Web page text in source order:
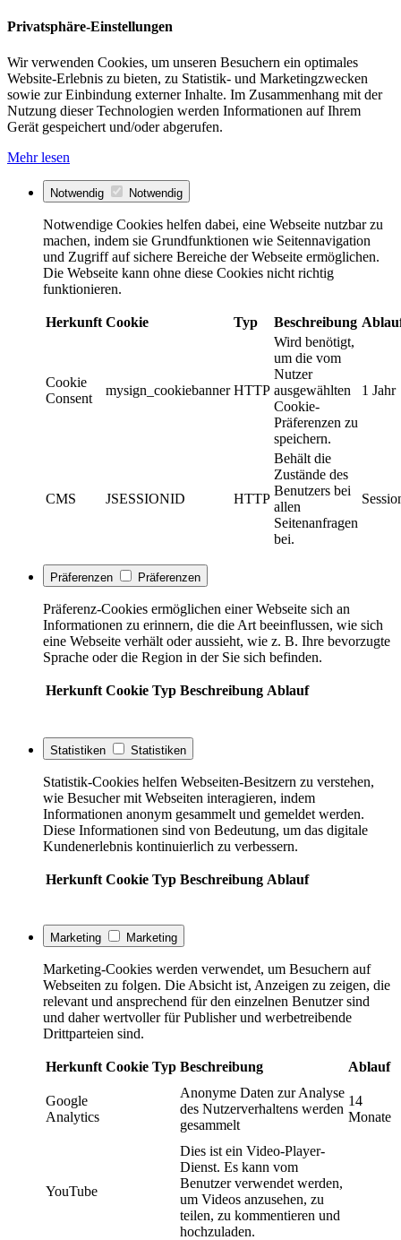
Privatsphäre-Einstellungen
Wir verwenden Cookies, um unseren Besuchern ein optimales
Website-Erlebnis zu bieten, zu Statistik- und Marketingzwecken
sowie zur Einbindung externer Inhalte. Im Zusammenhang mit der
Nutzung dieser Technologien werden Informationen auf Ihrem
Gerät gespeichert und/oder abgerufen.
Mehr lesen
Notwendig Notwendig
Notwendige Cookies helfen dabei, eine Webseite nutzbar zu
machen, indem sie Grundfunktionen wie Seitennavigation
und Zugriff auf sichere Bereiche der Webseite ermöglichen.
Die Webseite kann ohne diese Cookies nicht richtig
funktionieren.
Herkunft Cookie Typ Beschreibung
Cookie
Consent
mysign_cookiebanner HTTP
Wird benötigt,
um die vom
Nutzer
ausgewählten
Cookie-
Präferenzen zu
speichern.
1 Jahr
CMS JSESSIONID HTTP
Behält die
Zustände des
Benutzers bei
allen
Seitenanfragen
bei.
Präferenzen Präferenzen
Präferenz-Cookies ermöglichen einer Webseite sich an
Informationen zu erinnern, die die Art beeinflussen, wie sich
eine Webseite verhält oder aussieht, wie z. B. Ihre bevorzugte
Sprache oder die Region in der Sie sich befinden.
Herkunft Cookie Typ Beschreibung Ablauf
Statistiken Statistiken
Statistik-Cookies helfen Webseiten-Besitzern zu verstehen,
wie Besucher mit Webseiten interagieren, indem
Informationen anonym gesammelt und gemeldet werden.
Diese Informationen sind von Bedeutung, um das digitale
Kundenerlebnis kontinuierlich zu verbessern.
Herkunft Cookie Typ Beschreibung Ablauf
Marketing Marketing
Marketing-Cookies werden verwendet, um Besuchern auf
Webseiten zu folgen. Die Absicht ist, Anzeigen zu zeigen, die
relevant und ansprechend für den einzelnen Benutzer sind
und daher wertvoller für Publisher und werbetreibende
Drittparteien sind.
Herkunft Cookie Typ Beschreibung Ablauf
Google
Analytics
Anonyme Daten zur Analyse
des Nutzerverhaltens werden
gesammelt
14
Monate
YouTube
Dies ist ein Video-Player-
Dienst. Es kann vom
Benutzer verwendet werden,
um Videos anzusehen, zu
teilen, zu kommentieren und
hochzuladen.